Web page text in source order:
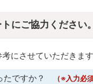
にご協力ください。
にさせていただきます
たですか？ （※入力必須